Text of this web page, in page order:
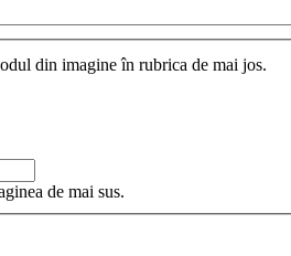
din imagine în rubrica de mai jos.
de mai sus.